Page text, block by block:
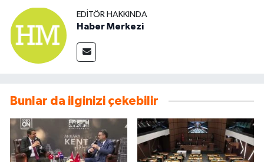
EDITÖR HAKKINDA
Haber Merkezi
Bunlar da ilginizi çekebilir